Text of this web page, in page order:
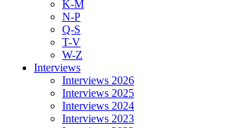
K-M
N-P
Q-S
T-V
W-Z
Interviews
Interviews 2026
Interviews 2025
Interviews 2024
Interviews 2023